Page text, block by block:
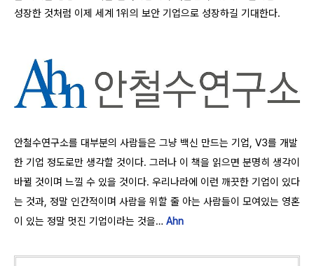
성장한 것처럼 이제 세계 1위의 보안 기업으로 성장하길 기대한다.
안철수연구소를 대부분의 사람들은 그냥 백신 만드는 기업, V3를 개발
한 기업 정도로만 생각할 것이다. 그러나 이 책을 읽으면 분명히 생각이
바뀔 것이며 느낄 수 있을 것이다. 우리나라에 이런 깨끗한 기업이 있다
는 것과, 정말 인간적이며 사람을 위할 줄 아는 사람들이 모여있는 영혼
이 있는 정말 멋진 기업이라는 것을… Ahn